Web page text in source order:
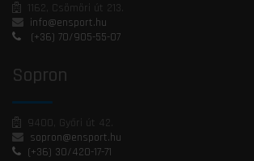
1162, Csömöri út 213.
info@ensport.hu
(+36) 70/905-55-07
Sopron
9400, Győri út 42.
sopron@ensport.hu
(+36) 30/420-17-71